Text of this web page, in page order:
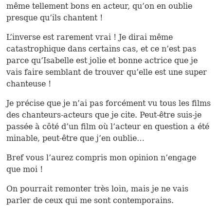
même tellement bons en acteur, qu’on en oublie
presque qu’ils chantent !
L’inverse est rarement vrai ! Je dirai même
catastrophique dans certains cas, et ce n’est pas
parce qu’Isabelle est jolie et bonne actrice que je
vais faire semblant de trouver qu’elle est une super
chanteuse !
Je précise que je n’ai pas forcément vu tous les films
des chanteurs-acteurs que je cite. Peut-être suis-je
passée à côté d’un film où l’acteur en question a été
minable, peut-être que j’en oublie…
Bref vous l’aurez compris mon opinion n’engage
que moi !
On pourrait remonter très loin, mais je ne vais
parler de ceux qui me sont contemporains.